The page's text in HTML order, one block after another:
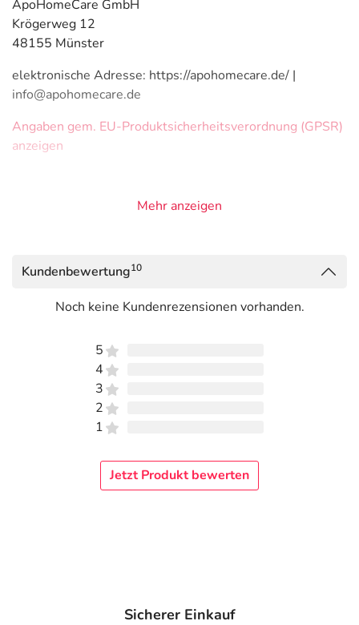
ApoHomeCare GmbH
Krögerweg 12
48155 Münster
elektronische Adresse: https://apohomecare.de/ |
info@apohomecare.de
Angaben gem. EU-Produktsicherheitsverordnung (GPSR)
anzeigen
Mehr anzeigen
Kundenbewertung10
Noch keine Kundenrezensionen vorhanden.
5
4
3
2
1
Jetzt Produkt bewerten
Sicherer Einkauf